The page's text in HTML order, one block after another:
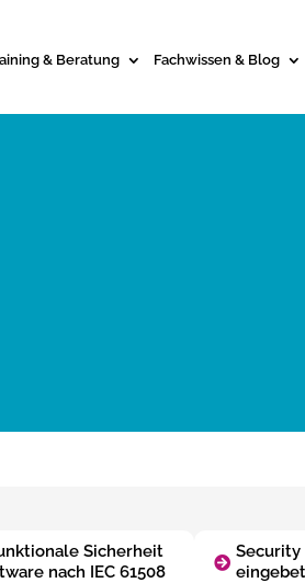
& Beratung Fachwissen & Blog
Sicherheit
nach IEC 61508